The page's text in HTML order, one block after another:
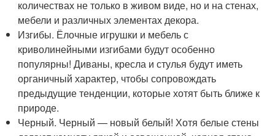
количествах не только в живом виде, но и на стенах,
мебели и различных элементах декора.
Изгибы. Ёлочные игрушки и мебель с
криволинейными изгибами будут особенно
популярны! Диваны, кресла и стулья будут иметь
органичный характер, чтобы сопровождать
предыдущие тенденции, которые хотят быть ближе к
природе.
Черный. Черный — новый белый! Хотя белые стены